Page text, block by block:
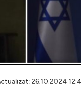
26.10.2024